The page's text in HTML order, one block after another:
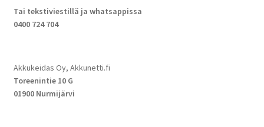
Tai tekstiviestillä ja whatsappissa
0400 724 704
Akkukeidas Oy, Akkunetti.fi
Toreenintie 10 G
01900 Nurmijärvi